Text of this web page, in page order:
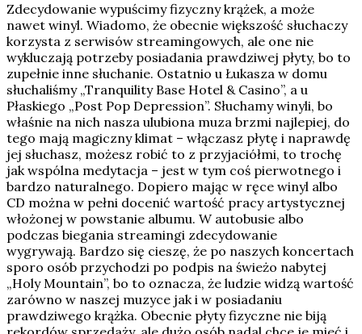
Zdecydowanie wypuścimy fizyczny krążek, a może
nawet winyl. Wiadomo, że obecnie większość słuchaczy
korzysta z serwisów streamingowych, ale one nie
wykluczają potrzeby posiadania prawdziwej płyty, bo to
zupełnie inne słuchanie. Ostatnio u Łukasza w domu
słuchaliśmy „Tranquility Base Hotel & Casino”, a u
Płaskiego „Post Pop Depression”. Słuchamy winyli, bo
właśnie na nich nasza ulubiona muza brzmi najlepiej, do
tego mają magiczny klimat – włączasz płytę i naprawdę
jej słuchasz, możesz robić to z przyjaciółmi, to trochę
jak wspólna medytacja – jest w tym coś pierwotnego i
bardzo naturalnego. Dopiero mając w ręce winyl albo
CD można w pełni docenić wartość pracy artystycznej
włożonej w powstanie albumu. W autobusie albo
podczas biegania streamingi zdecydowanie
wygrywają. Bardzo się cieszę, że po naszych koncertach
sporo osób przychodzi po podpis na świeżo nabytej
„Holy Mountain”, bo to oznacza, że ludzie widzą wartość
zarówno w naszej muzyce jak i w posiadaniu
prawdziwego krążka. Obecnie płyty fizyczne nie biją